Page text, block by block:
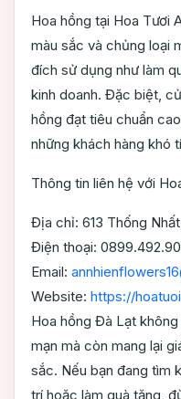
Hoa hồng tại Hoa Tươi
màu sắc và chủng loại
đích sử dụng như làm
kinh doanh. Đặc biệt,
hồng đạt tiêu chuẩn
những khách hàng khó
Thông tin liên hệ với
Địa chỉ: 613 Thống
Điện thoại:
Email:
Website: https://
Hoa hồng Đà Lạt
mạn mà còn mang lại
sắc. Nếu bạn đang tìm
trí hoặc làm quà tặng,